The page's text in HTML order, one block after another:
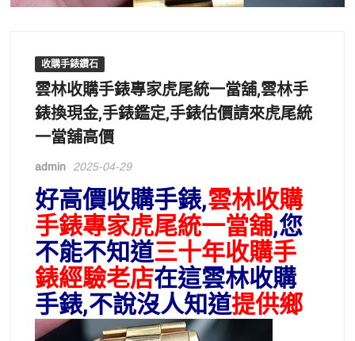
收購手錶鑽石
雲林收購手錶專家虎尾統一當舖,雲林手
錶換現金,手錶鑑定,手錶估價請來虎尾統
一當舖高價
admin 2025-04-29
好高價收購手錶,雲林收購
手錶專家虎尾統一當舖,您
不能不知道三十年收購手
錶經驗老店在這雲林收購
手錶,不說沒人知道提供鄉